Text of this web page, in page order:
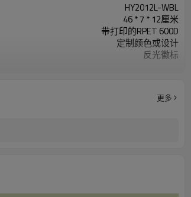
HY2012L-WBL
46 * 7 * 12厘米
带打印的RPET 600D
定制颜色或设计
反光徽标
更多